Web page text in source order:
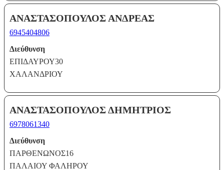
ΑΝΑΣΤΑΣΟΠΟΥΛΟΣ ΑΝΔΡΕΑΣ
6945404806
Διεύθυνση
ΕΠΙΔΑΥΡΟΥ30
ΧΑΛΑΝΔΡΙΟΥ
ΑΝΑΣΤΑΣΟΠΟΥΛΟΣ ΔΗΜΗΤΡΙΟΣ
6978061340
Διεύθυνση
ΠΑΡΘΕΝΩΝΟΣ16
ΠΑΛΑΙΟΥ ΦΑΛΗΡΟΥ